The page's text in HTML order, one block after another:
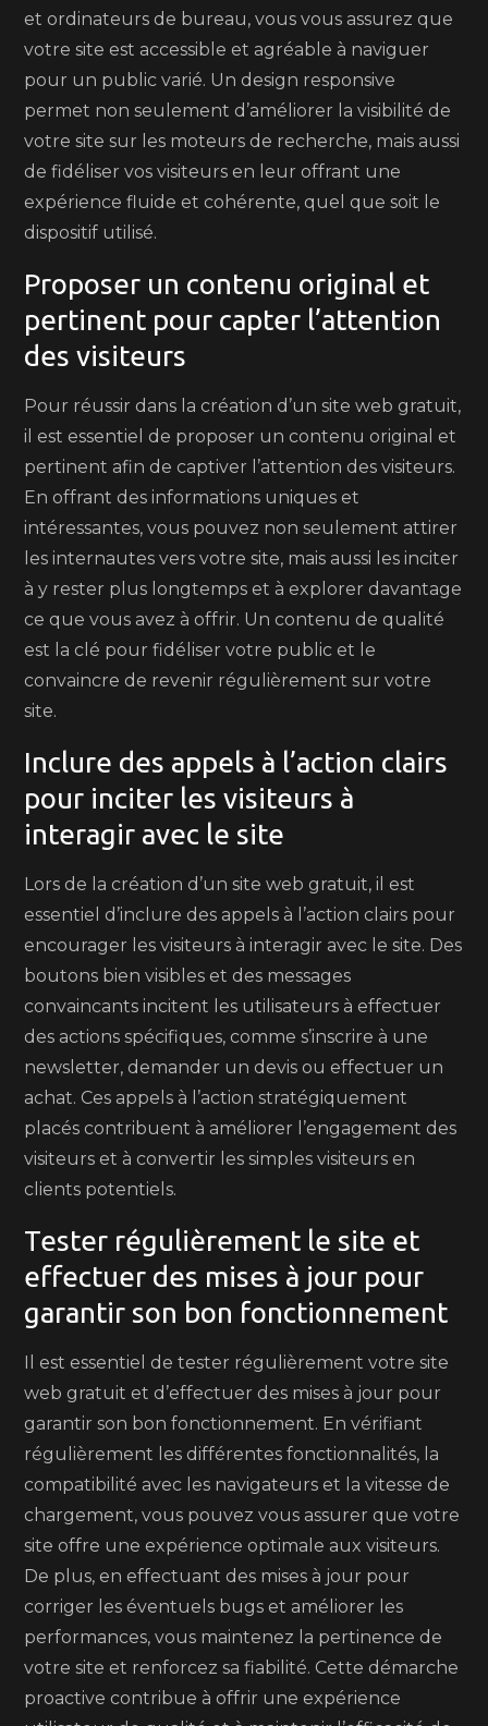
et ordinateurs de bureau, vous vous assurez que
votre site est accessible et agréable à naviguer
pour un public varié. Un design responsive
permet non seulement d’améliorer la visibilité de
votre site sur les moteurs de recherche, mais aussi
de fidéliser vos visiteurs en leur offrant une
expérience fluide et cohérente, quel que soit le
dispositif utilisé.
Proposer un contenu original et
pertinent pour capter l’attention
des visiteurs
Pour réussir dans la création d’un site web gratuit,
il est essentiel de proposer un contenu original et
pertinent afin de captiver l’attention des visiteurs.
En offrant des informations uniques et
intéressantes, vous pouvez non seulement attirer
les internautes vers votre site, mais aussi les inciter
à y rester plus longtemps et à explorer davantage
ce que vous avez à offrir. Un contenu de qualité
est la clé pour fidéliser votre public et le
convaincre de revenir régulièrement sur votre
site.
Inclure des appels à l’action clairs
pour inciter les visiteurs à
interagir avec le site
Lors de la création d’un site web gratuit, il est
essentiel d’inclure des appels à l’action clairs pour
encourager les visiteurs à interagir avec le site. Des
boutons bien visibles et des messages
convaincants incitent les utilisateurs à effectuer
des actions spécifiques, comme s’inscrire à une
newsletter, demander un devis ou effectuer un
achat. Ces appels à l’action stratégiquement
placés contribuent à améliorer l’engagement des
visiteurs et à convertir les simples visiteurs en
clients potentiels.
Tester régulièrement le site et
effectuer des mises à jour pour
garantir son bon fonctionnement
Il est essentiel de tester régulièrement votre site
web gratuit et d’effectuer des mises à jour pour
garantir son bon fonctionnement. En vérifiant
régulièrement les différentes fonctionnalités, la
compatibilité avec les navigateurs et la vitesse de
chargement, vous pouvez vous assurer que votre
site offre une expérience optimale aux visiteurs.
De plus, en effectuant des mises à jour pour
corriger les éventuels bugs et améliorer les
performances, vous maintenez la pertinence de
votre site et renforcez sa fiabilité. Cette démarche
proactive contribue à offrir une expérience